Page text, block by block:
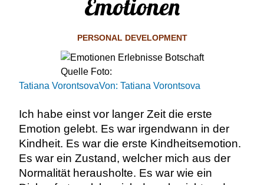
Emotionen
PERSONAL DEVELOPMENT
Quelle Foto:
Tatiana VorontsovaVon: Tatiana Vorontsova
Ich habe einst vor langer Zeit die erste
Emotion gelebt. Es war irgendwann in der
Kindheit. Es war die erste Kindheitsemotion.
Es war ein Zustand, welcher mich aus der
Normalität herausholte. Es war wie ein